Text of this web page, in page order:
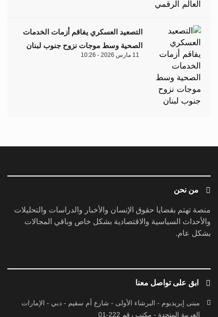
التصعيد العسكري يفاقم أزمات الخدمات
الصحية وسط موجات نزوح جنوب لبنان
11 مارس 2026 - 10:26
من نحن
منصة تهتم بقضايا حقوق الإنسان والأخبار والدراسات والتحليلات
والأحداث السياسية والاقتصادية بشكل خاص وباقي المجالات
بشكل عام.
ابق على تواصل معنا
مبنى إيريديوم - البرشاء الأولى - شارع أم سقيم - دبي - الإمارات
العربية المتحدة - مكتب رقم 222-01